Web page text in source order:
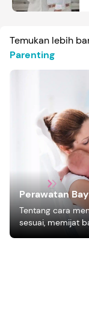
Temukan lebih
Parenting
Perawatan
Tentang cara
sesuai, memijat
bagi